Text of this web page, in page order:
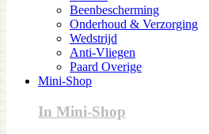
Beenbescherming
Onderhoud & Verzorging
Wedstrijd
Anti-Vliegen
Paard Overige
Mini-Shop
In Mini-Shop